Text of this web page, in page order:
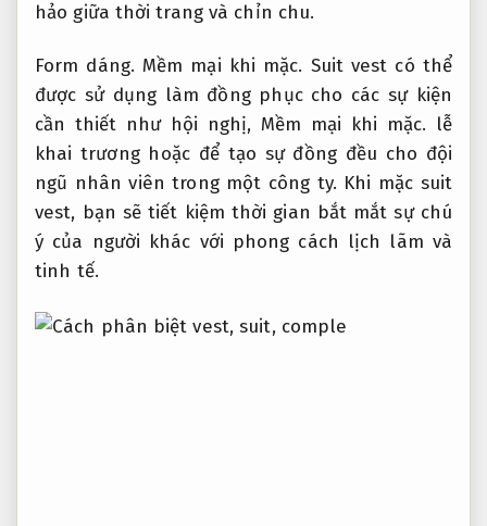
hảo giữa thời trang và chỉn chu.
Form dáng. Mềm mại khi mặc. Suit vest có thể
được sử dụng làm đồng phục cho các sự kiện
cần thiết như hội nghị, Mềm mại khi mặc. lễ
khai trương hoặc để tạo sự đồng đều cho đội
ngũ nhân viên trong một công ty. Khi mặc suit
vest, bạn sẽ tiết kiệm thời gian bắt mắt sự chú
ý của người khác với phong cách lịch lãm và
tinh tế.